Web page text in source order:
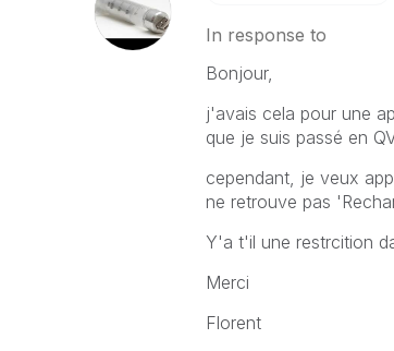
In response to
Bonjour,
j'avais cela pour une
que je suis passé en
cependant, je veux
ne retrouve pas
Y'a t'il une restrcition
Merci
Florent